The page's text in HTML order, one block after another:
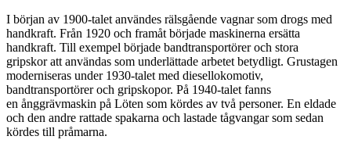
I början av 1900-talet användes rälsgående vagnar som drogs med
handkraft. Från 1920 och framåt började maskinerna ersätta
handkraft. Till exempel började bandtransportörer och stora
gripskor att användas som underlättade arbetet betydligt. Grustagen
moderniseras under 1930-talet med diesellokomotiv,
bandtransportörer och gripskopor. På 1940-talet fanns
en ånggrävmaskin på Löten som kördes av två personer. En eldade
och den andre rattade spakarna och lastade tågvangar som sedan
kördes till pråmarna.